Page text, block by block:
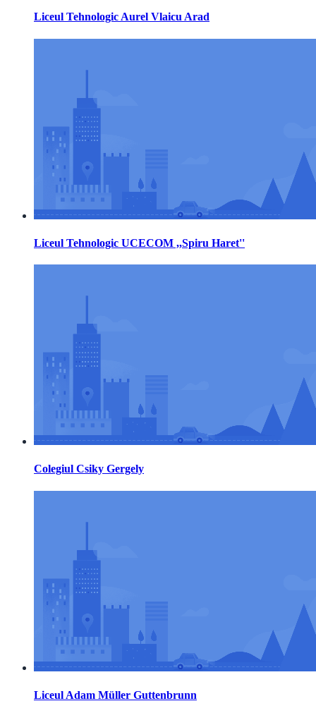
Liceul Tehnologic Aurel Vlaicu Arad
Liceul Tehnologic UCECOM ,,Spiru Haret''
Colegiul Csiky Gergely
Liceul Adam Müller Guttenbrunn